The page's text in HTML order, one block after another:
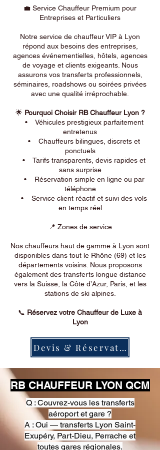
💼 Service Chauffeur Premium pour
Entreprises et Particuliers
Notre service de chauffeur VIP à Lyon
répond aux besoins des entreprises,
agences événementielles, hôtels, agences
de voyage et clients exigeants. Nous
assurons vos transferts professionnels,
séminaires, roadshows ou soirées privées
avec une qualité irréprochable.
🌟 Pourquoi Choisir RB Chauffeur Lyon ?
• Véhicules prestigieux parfaitement
entretenus
• Chauffeurs bilingues, discrets et
ponctuels
• Tarifs transparents, devis rapides et
sans surprise
• Réservation simple en ligne ou par
téléphone
• Service client réactif et suivi des vols
en temps réel
📍 Zones de service
Nos chauffeurs haut de gamme à Lyon sont
disponibles dans tout le Rhône (69) et les
départements voisins. Nous proposons
également des transferts longue distance
vers la Suisse, la Côte d’Azur, Paris, et les
stations de ski alpines.
📞 Réservez votre Chauffeur de Luxe à
Lyon
Devis & Réservation
RB CHAUFFEUR LYON QCM
Q : Couvrez-vous les transferts
aéroport et gare ?
A : Oui — transferts Lyon Saint-
Exupéry, Part-Dieu, Perrache et
toutes gares régionales.